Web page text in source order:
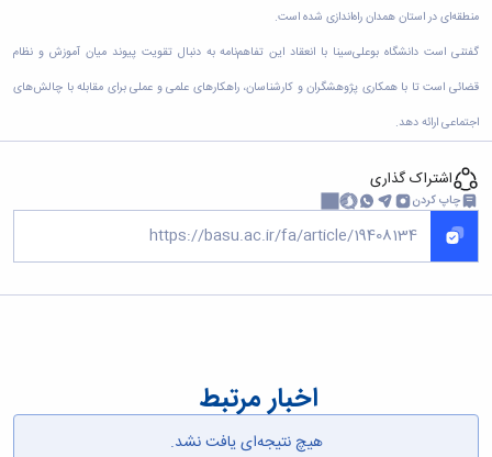
عمومی
دانشکده‌ها
شماره
اخلاق
آموزش
دانش‌آموختگان
بینایی
آزمایشگاه
پژوهش
کتابخانه
مرکزی
مرکز
اسناد
پایان
رساله
دانشگاه
مجتمع
آموزش
عالی
فاطمیه
نهاوند
(ویژه
دختران)
دانشگاه
موزه
طبیعی
منطقه‌ای در استان همدان راه‌اندازی شده است.
گفتنی است دانشگاه بوعلی‌سینا با انعقاد این تفاهم‌نامه به دنبال تقویت پیوند میان آموزش و نظام
قضائی است تا با همکاری پژوهشگران و کارشناسان، راهکار‌های علمی و عملی برای مقابله با چالش‌های
اجتماعی ارائه دهد.
اشتراک گذاری
چاپ کردن
اخبار مرتبط
هیچ نتیجه‌ای یافت نشد.